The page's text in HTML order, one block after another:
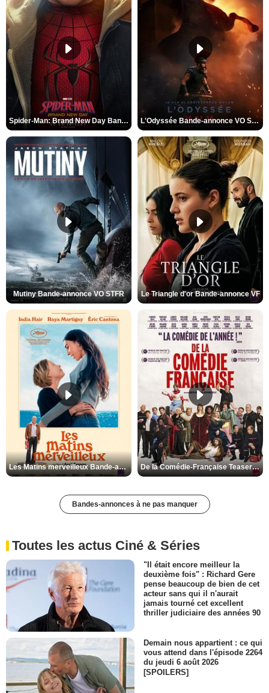
Spider-Man: Brand New Day Bande-annonce VO STFR L'Odyssée Bande-annonce VO STFR
Mutiny Bande-annonce VO STFR Le Triangle d'or Bande-annonce VF
Les Matins merveilleux Bande-annonce VF De la Comédie-Française Teaser VF
Bandes-annonces à ne pas manquer
Toutes les actus Ciné & Séries
"Il était encore meilleur la
deuxième fois" : Richard Gere
pense beaucoup de bien de cet
acteur sans qui il n'aurait
jamais tourné cet excellent
thriller judiciaire des années 90
Demain nous appartient : ce qui
vous attend dans l'épisode 2264
du jeudi 6 août 2026
[SPOILERS]